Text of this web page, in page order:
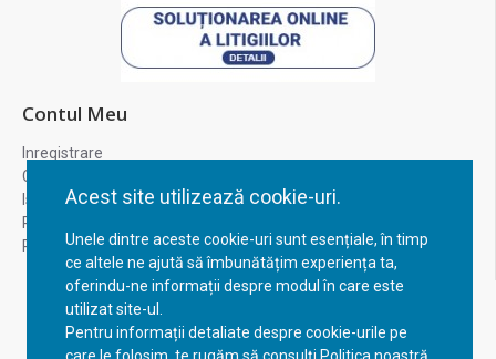
Acest site utilizează cookie-uri.
Unele dintre aceste cookie-uri sunt esențiale, în timp
ce altele ne ajută să îmbunătățim experiența ta,
oferindu-ne informații despre modul în care este
utilizat site-ul.
Pentru informații detaliate despre cookie-urile pe
Contul Meu
Inregistrare
Contul meu
Istoric comenzi
Recuperare parola
Returnare produs